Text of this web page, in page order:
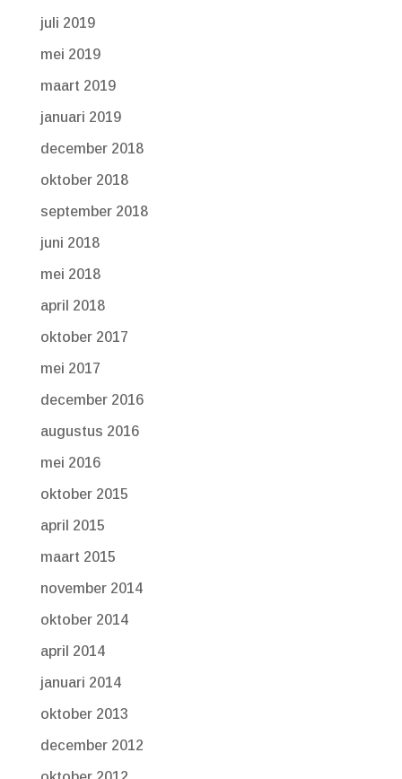
juli 2019
mei 2019
maart 2019
januari 2019
december 2018
oktober 2018
september 2018
juni 2018
mei 2018
april 2018
oktober 2017
mei 2017
december 2016
augustus 2016
mei 2016
oktober 2015
april 2015
maart 2015
november 2014
oktober 2014
april 2014
januari 2014
oktober 2013
december 2012